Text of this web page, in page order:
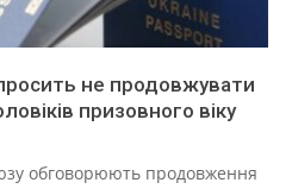
не продовжувати
призовного віку
обговорюють продовження